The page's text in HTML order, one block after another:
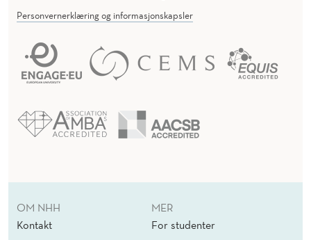
Personvernerklæring og informasjonskapsler
OM NHH
Kontakt
MER
For studenter